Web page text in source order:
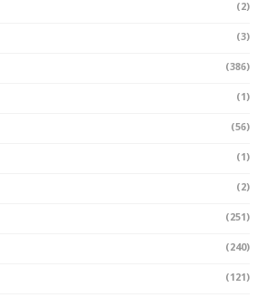
(2)
(3)
(386)
(1)
(56)
(1)
(2)
(251)
(240)
(121)